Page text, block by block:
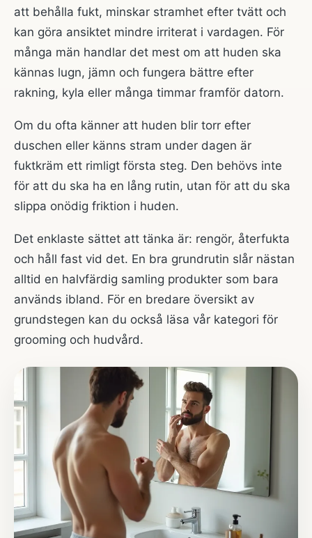
att behålla fukt, minskar stramhet efter tvätt och
kan göra ansiktet mindre irriterat i vardagen. För
många män handlar det mest om att huden ska
kännas lugn, jämn och fungera bättre efter
rakning, kyla eller många timmar framför datorn.
Om du ofta känner att huden blir torr efter
duschen eller känns stram under dagen är
fuktkräm ett rimligt första steg. Den behövs inte
för att du ska ha en lång rutin, utan för att du ska
slippa onödig friktion i huden.
Det enklaste sättet att tänka är: rengör, återfukta
och håll fast vid det. En bra grundrutin slår nästan
alltid en halvfärdig samling produkter som bara
används ibland. För en bredare översikt av
grundstegen kan du också läsa vår kategori för
grooming och hudvård.